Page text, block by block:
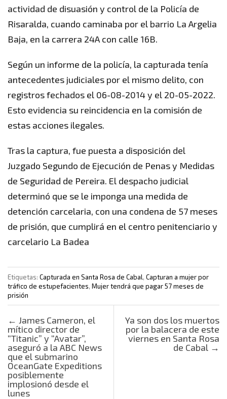
actividad de disuasión y control de la Policía de
Risaralda, cuando caminaba por el barrio La Argelia
Baja, en la carrera 24A con calle 16B.
Según un informe de la policía, la capturada tenía
antecedentes judiciales por el mismo delito, con
registros fechados el 06-08-2014 y el 20-05-2022.
Esto evidencia su reincidencia en la comisión de
estas acciones ilegales.
Tras la captura, fue puesta a disposición del
Juzgado Segundo de Ejecución de Penas y Medidas
de Seguridad de Pereira. El despacho judicial
determinó que se le imponga una medida de
detención carcelaria, con una condena de 57 meses
de prisión, que cumplirá en el centro penitenciario y
carcelario La Badea
Etiquetas: Capturada en Santa Rosa de Cabal, Capturan a mujer por
tráfico de estupefacientes, Mujer tendrá que pagar 57 meses de
prisión
Post navigation
← James Cameron, el
mítico director de
“Titanic” y “Avatar”,
aseguró a la ABC News
que el submarino
OceanGate Expeditions
posiblemente
implosionó desde el
lunes
Ya son dos los muertos
por la balacera de este
viernes en Santa Rosa
de Cabal →